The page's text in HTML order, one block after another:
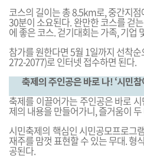
코스의 길이는 총 8.5km로, 중간지
30분이 소요된다. 완만한 코스를 걷
에 좋은 코스. 걷기대회는 가족, 기업
참가를 원한다면 5월 1일까지 선착
272-2077)로 인터넷 접수하면 된다.
축제의 주인공은 바로 나! ‘시민
축제를 이끌어가는 주인공은 바로
제의 내용을 만들어가니, 즐거움이
시민축제의 핵심인 시민공모프로그
재주를 맘껏 표현할 수 있는 무대. 형
공된다.